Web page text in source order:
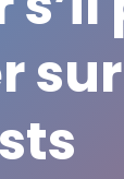
sur